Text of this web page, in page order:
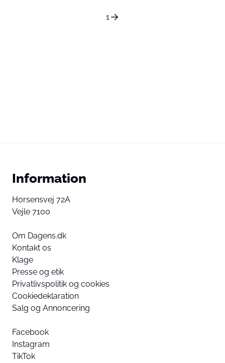
1
Information
Horsensvej 72A
Vejle 7100
Om Dagens.dk
Kontakt os
Klage
Presse og etik
Privatlivspolitik og cookies
Cookiedeklaration
Salg og Annoncering
Facebook
Instagram
TikTok